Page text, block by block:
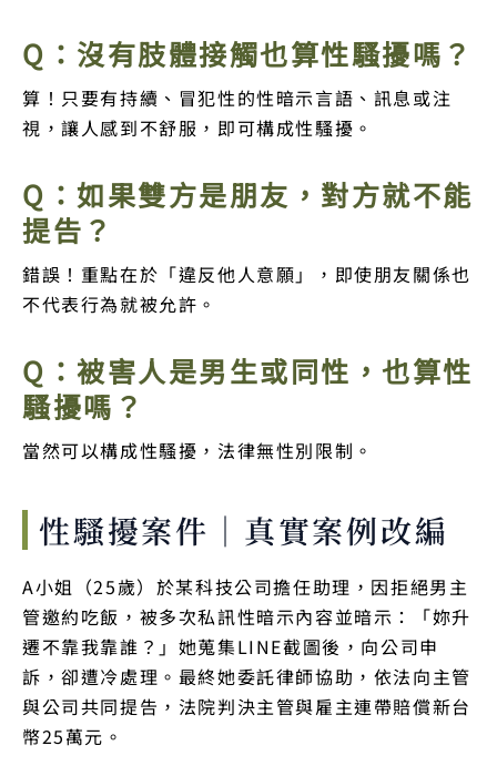
Q：沒有肢體接觸也算性騷擾嗎？
算！只要有持續、冒犯性的性暗示言語、訊息或注
視，讓人感到不舒服，即可構成性騷擾。
Q：如果雙方是朋友，對方就不能
提告？
錯誤！重點在於「違反他人意願」，即使朋友關係也
不代表行為就被允許。
Q：被害人是男生或同性，也算性
騷擾嗎？
當然可以構成性騷擾，法律無性別限制。
性騷擾案件｜真實案例改編
A小姐（25歲）於某科技公司擔任助理，因拒絕男主
管邀約吃飯，被多次私訊性暗示內容並暗示：「妳升
遷不靠我靠誰？」她蒐集LINE截圖後，向公司申
訴，卻遭冷處理。最終她委託律師協助，依法向主管
與公司共同提告，法院判決主管與雇主連帶賠償新台
幣25萬元。